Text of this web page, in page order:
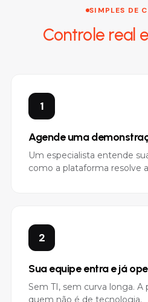
SIMPLES DE
Controle real
1
Agende uma
Um especialista entende
como a plataforma resolve
2
Sua equipe entra e já
Sem TI, sem curva longa. A
quem não é de tecnologia.